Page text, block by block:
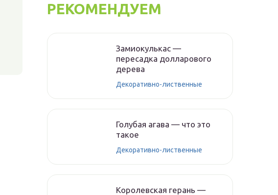
РЕКОМЕНДУЕМ
Замиокулькас —
пересадка долларового
дерева
Декоративно-лиственные
Голубая агава — что это
такое
Декоративно-лиственные
Королевская герань —